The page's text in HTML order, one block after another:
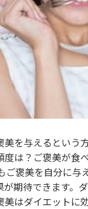
を与えるとい
は？ご褒美が
ご褒美を自分に
期待できます。
はダイエットに